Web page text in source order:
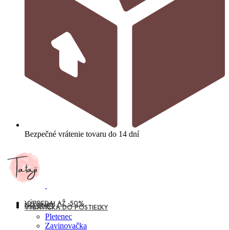
Bezpečné vrátenie tovaru do 14 dní
VÝPREDAJ AŽ -50%
NOVINKY
VÝBAVIČKA DO POSTIEĽKY
Pletenec
Zavinovačka